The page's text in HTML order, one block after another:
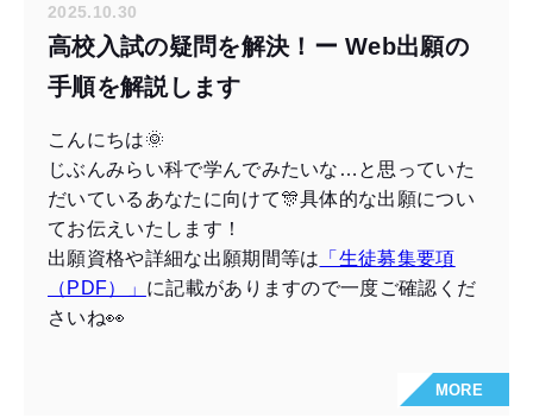
2025.10.30
高校入試の疑問を解決！ー Web出願の
手順を解説します
こんにちは🌞
じぶんみらい科で学んでみたいな…と思っていた
だいているあなたに向けて🎊具体的な出願につい
てお伝えいたします！
出願資格や詳細な出願期間等は 「生徒募集要項
（PDF）」 に記載がありますので一度ご確認くだ
さいね👀
MORE